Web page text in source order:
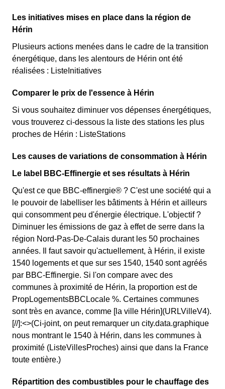
Les initiatives mises en place dans la région de
Hérin
Plusieurs actions menées dans le cadre de la transition
énergétique, dans les alentours de Hérin ont été
réalisées : ListeInitiatives
Comparer le prix de l'essence à Hérin
Si vous souhaitez diminuer vos dépenses énergétiques,
vous trouverez ci-dessous la liste des stations les plus
proches de Hérin : ListeStations
Les causes de variations de consommation à Hérin
Le label BBC-Effinergie et ses résultats à Hérin
Qu'est ce que BBC-effinergie® ? C'est une société qui a
le pouvoir de labelliser les bâtiments à Hérin et ailleurs
qui consomment peu d'énergie électrique. L'objectif ?
Diminuer les émissions de gaz à effet de serre dans la
région Nord-Pas-De-Calais durant les 50 prochaines
années. Il faut savoir qu'actuellement, à Hérin, il existe
1540 logements et que sur ses 1540, 1540 sont agréés
par BBC-Effinergie. Si l'on compare avec des
communes à proximité de Hérin, la proportion est de
PropLogementsBBCLocale %. Certaines communes
sont très en avance, comme [la ville Hérin](URLVilleV4).
[//]:<>(Ci-joint, on peut remarquer un city.data.graphique
nous montrant le 1540 à Hérin, dans les communes à
proximité (ListeVillesProches) ainsi que dans la France
toute entière.)
Répartition des combustibles pour le chauffage des